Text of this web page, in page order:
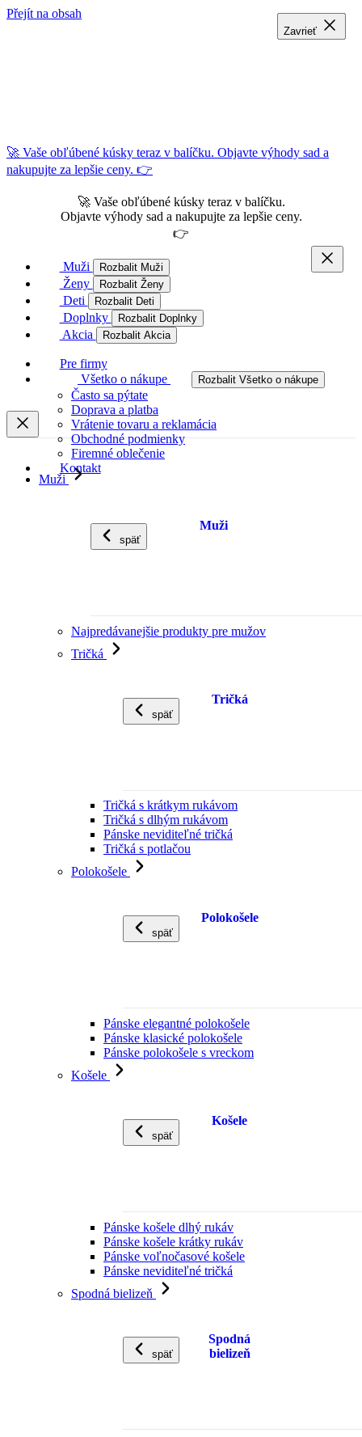
Přejít na obsah
🚀 Vaše obľúbené kúsky teraz v balíčku. Objavte výhody sad a
nakupujte za lepšie ceny. 👉
🚀 Vaše obľúbené kúsky teraz v balíčku.
Objavte výhody sad a nakupujte za lepšie ceny.
👉
Muži Rozbalit Muži
Ženy Rozbalit Ženy
Deti Rozbalit Deti
Doplnky Rozbalit Doplnky
Akcia Rozbalit Akcia
Pre firmy
Všetko o nákupe
Rozbalit Všetko o nákupe
Často sa pýtate
Doprava a platba
Vrátenie tovaru a reklamácia
Obchodné podmienky
Firemné oblečenie
Kontakt
Muži
späť
Muži
Najpredávanejšie produkty pre mužov
Tričká
späť
Tričká
Tričká s krátkym rukávom
Tričká s dlhým rukávom
Pánske neviditeľné tričká
Tričká s potlačou
Polokošele
späť
Polokošele
Pánske elegantné polokošele
Pánske klasické polokošele
Pánske polokošele s vreckom
Košele
späť
Košele
Pánske košele dlhý rukáv
Pánske košele krátky rukáv
Pánske voľnočasové košele
Pánske neviditeľné tričká
Spodná bielizeň
späť
Spodná
bielizeň
Zavrieť
Zavrieť
Zavrieť